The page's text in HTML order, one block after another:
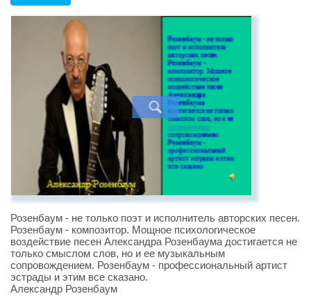
Розенбаум - не только поэт и исполнитель авторских песен.
Розенбаум - композитор. Мощное психологическое
воздействие песен Александра Розенбаума достигается не
только смыслом слов, но и ее музыкальным
сопровождением. Розенбаум - профессиональный артист
эстрады и этим все сказано.
Александр Розенбаум